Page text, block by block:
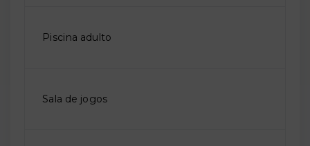
Piscina adulto
Sala de jogos